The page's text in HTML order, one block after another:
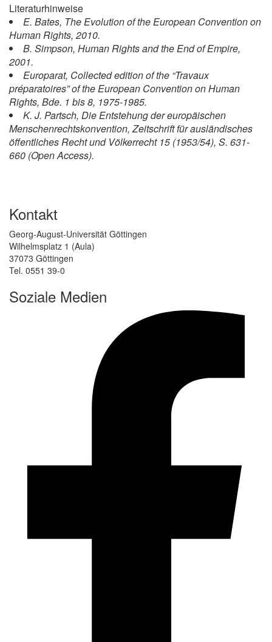
Literaturhinweise
E. Bates, The Evolution of the European Convention on
Human Rights, 2010.
B. Simpson, Human Rights and the End of Empire,
2001.
Europarat, Collected edition of the “Travaux
préparatoires” of the European Convention on Human
Rights, Bde. 1 bis 8, 1975-1985.
K. J. Partsch, Die Entstehung der europäischen
Menschenrechtskonvention, Zeitschrift für ausländisches
öffentliches Recht und Völkerrecht 15 (1953/54), S. 631-
660 (Open Access).
Kontakt
Georg-August-Universität Göttingen
Wilhelmsplatz 1 (Aula)
37073 Göttingen
Tel. 0551 39-0
Soziale Medien